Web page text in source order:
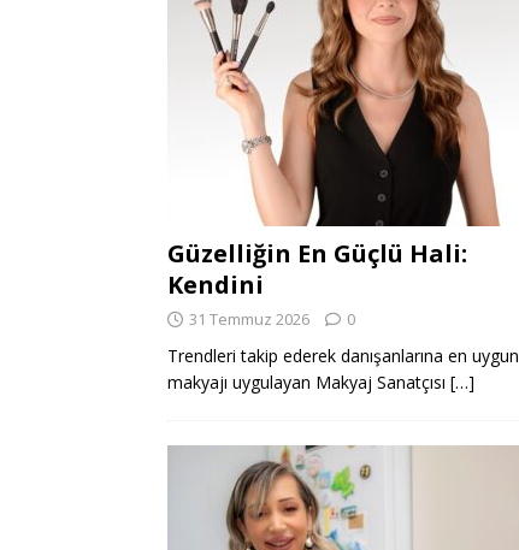
Güzelliğin En Güçlü Hali:
Kendini
31 Temmuz 2026 0
Trendleri takip ederek danışanlarına en uygun
makyajı uygulayan Makyaj Sanatçısı […]